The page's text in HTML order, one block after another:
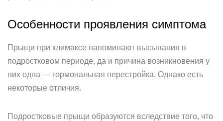
Особенности проявления симптома
Прыщи при климаксе напоминают высыпания в
подростковом периоде, да и причина возникновения у
них одна — гормональная перестройка. Однако есть
некоторые отличия.
Подростковые прыщи образуются вследствие того, что